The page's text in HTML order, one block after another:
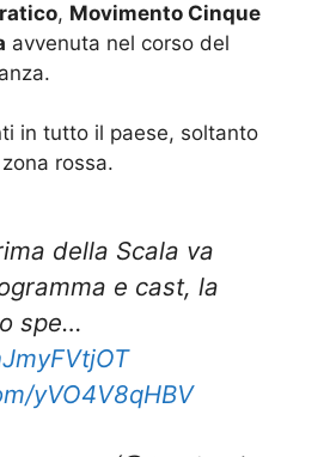
, Movimento Cinque
avvenuta nel corso del
in tutto il paese, soltanto
rossa.
della Scala va
e cast, la
spe…
yVO4V8qHBV